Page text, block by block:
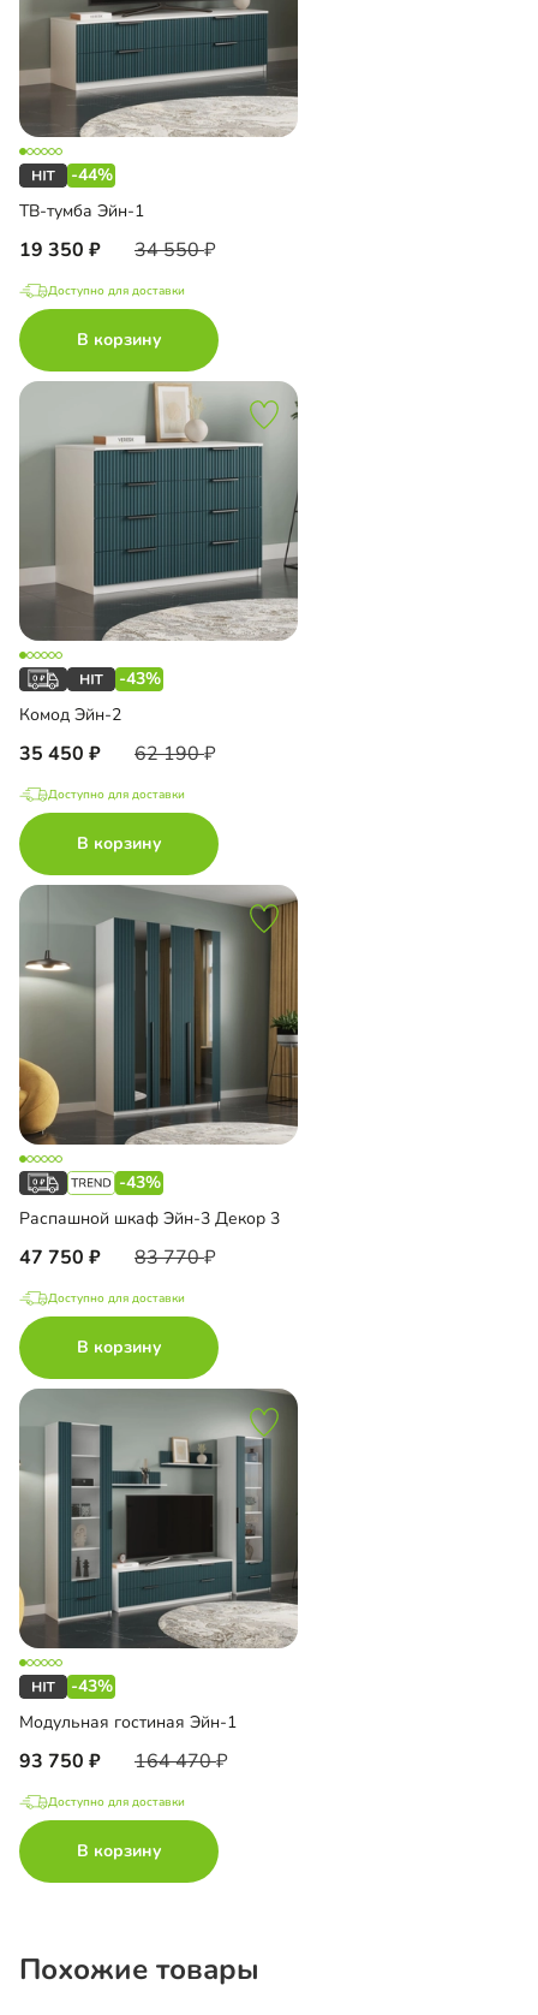
-44%
ТВ-тумба Эйн-1
19 350 34 550
Доступно для доставки
В корзину
-43%
Комод Эйн-2
35 450 62 190
Доступно для доставки
В корзину
-43%
Распашной шкаф Эйн-3 Декор 3
47 750 83 770
Доступно для доставки
В корзину
-43%
Модульная гостиная Эйн-1
93 750 164 470
Доступно для доставки
В корзину
Похожие товары